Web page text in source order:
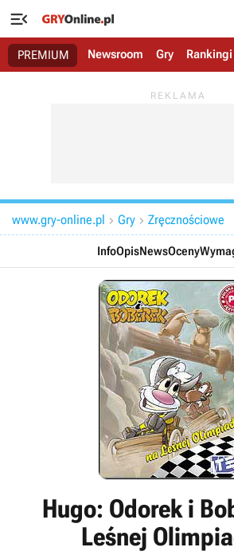

PREMIUM Newsroom Gry Rankingi
www.gry-online.pl  Gry  Zręcznościowe
InfoOpisNewsOceny
Hugo: Odorek i
Leśnej